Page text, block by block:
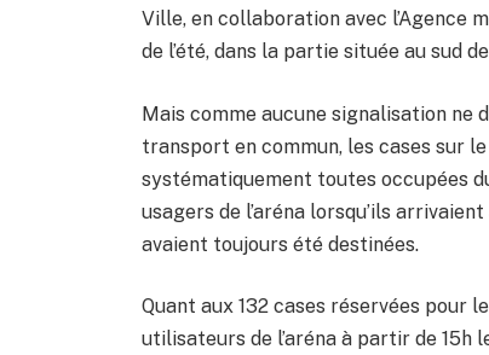
Ville, en collaboration avec l’Agence
de l’été, dans la partie située au sud de
Mais comme aucune signalisation ne
transport en commun, les cases sur
systématiquement toutes occupées
usagers de l’aréna lorsqu’ils
avaient toujours été destinées.
Quant aux 132 cases réservées pour
utilisateurs de l’aréna à partir de 15h